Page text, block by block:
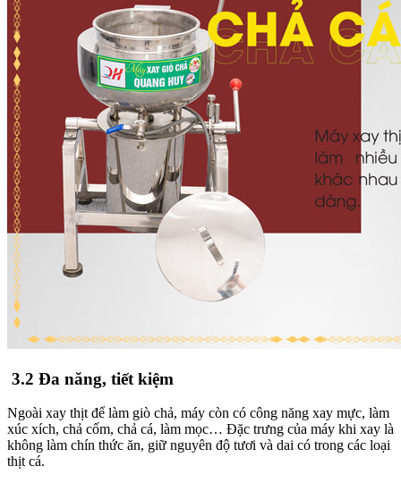
3.2 Đa năng, tiết kiệm
Ngoài xay thịt để làm giò chả, máy còn có công năng xay mực, làm
xúc xích, chả cốm, chả cá, làm mọc… Đặc trưng của máy khi xay là
không làm chín thức ăn, giữ nguyên độ tươi và dai có trong các loại
thịt cá.